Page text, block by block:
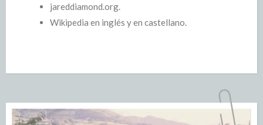
jareddiamond.org.
Wikipedia en inglés y en castellano.